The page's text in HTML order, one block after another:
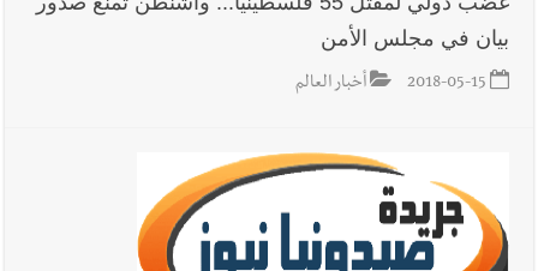
أخبار لبنان ليلة سقوط رياض سلامة... هل ننتظر الحقيقة؟
أخبار صيدا
بالصور : غسان سركيس يرعى تخرّج فوج الفكر والإبداع
في ثانوية السفير : تعلّمت منكم حب الوطن والتمسك بالأرض ...
والجنوب هو عزة وكرامة لبنان
بيان في مجلس الأمن
2018-05-15 أخبار العالم